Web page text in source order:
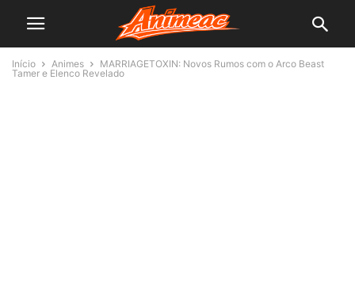
Início Animes
MARRIAGETOXIN: Novos Rumos com o Arco Beast
Tamer e Elenco Revelado